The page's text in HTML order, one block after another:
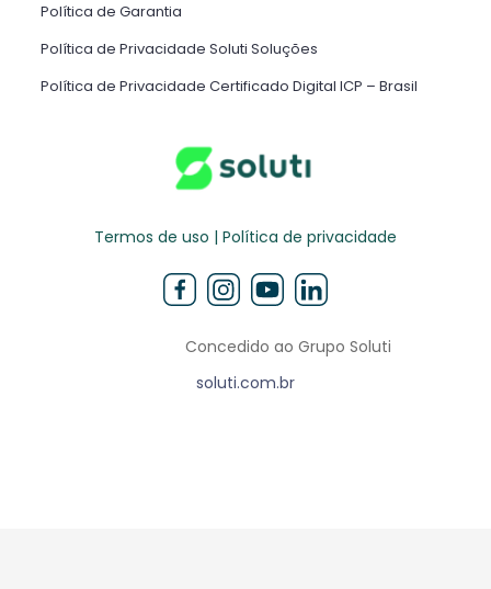
Política de Garantia
Política de Privacidade Soluti Soluções
Política de Privacidade Certificado Digital ICP – Brasil ​
Termos de uso | Política de privacidade
Concedido ao Grupo Soluti
soluti.com.br